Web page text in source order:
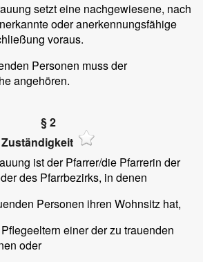
setzt eine nachgewiesene, nach
oder anerkennungsfähige
voraus.
Personen muss der
angehören.
§ 2
Zuständigkeit
ist der Pfarrer/die Pfarrerin der
des Pfarrbezirks, in denen
Personen ihren Wohnsitz hat,
einer der zu trauenden
oder